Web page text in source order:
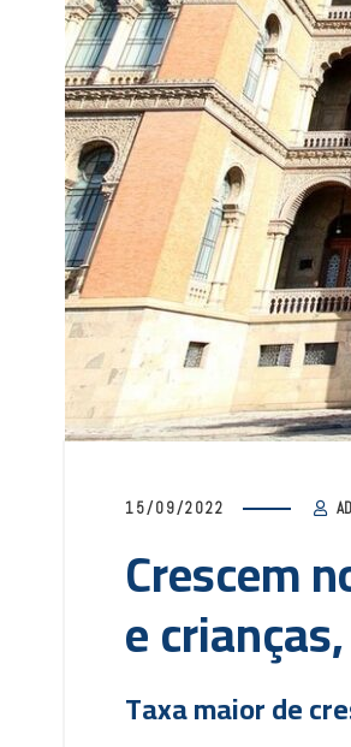
15/09/2022
Crescem
e
Taxa maior de